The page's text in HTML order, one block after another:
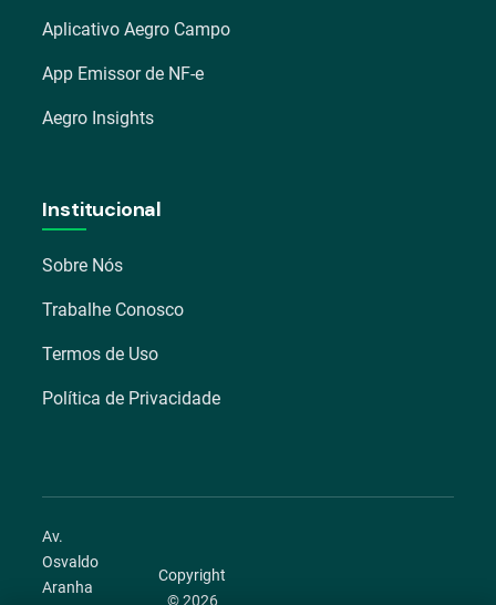
Aplicativo Aegro Campo
App Emissor de NF-e
Aegro Insights
Institucional
Sobre Nós
Trabalhe Conosco
Termos de Uso
Política de Privacidade
Av.
Osvaldo
Aranha
Copyright
© 2026